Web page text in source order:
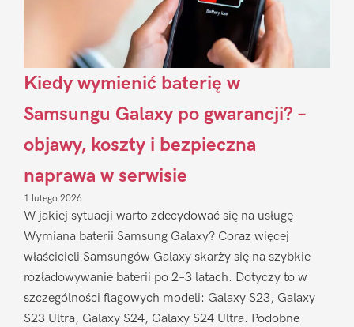
Kiedy wymienić baterię w
Samsungu Galaxy po gwarancji? –
objawy, koszty i bezpieczna
naprawa w serwisie
1 lutego 2026
W jakiej sytuacji warto zdecydować się na usługę
Wymiana baterii Samsung Galaxy? Coraz więcej
właścicieli Samsungów Galaxy skarży się na szybkie
rozładowywanie baterii po 2–3 latach. Dotyczy to w
szczególności flagowych modeli: Galaxy S23, Galaxy
S23 Ultra, Galaxy S24, Galaxy S24 Ultra. Podobne